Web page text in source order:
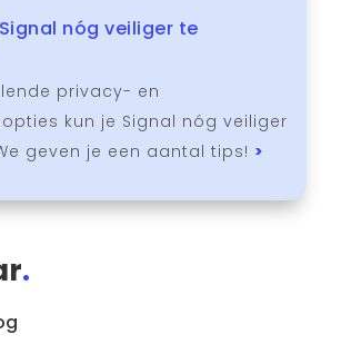
nóg veiliger te
privacy- en
kun je Signal nóg veiliger
geven je een aantal tips! >
.